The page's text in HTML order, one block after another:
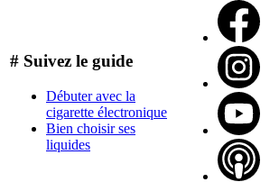
# Suivez le guide
Débuter avec la
cigarette électronique
Bien choisir ses
liquides